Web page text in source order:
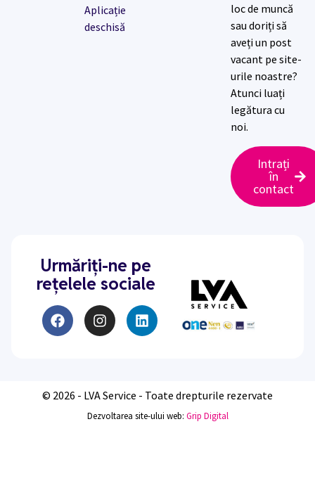
Aplicație
deschisă
loc de muncă
sau doriți să
aveți un post
vacant pe site-
urile noastre?
Atunci luați
legătura cu
noi.
Intrați
în
contact
Urmăriți-ne pe
rețelele sociale
© 2026 - LVA Service - Toate drepturile rezervate
Dezvoltarea site-ului web: Grip Digital